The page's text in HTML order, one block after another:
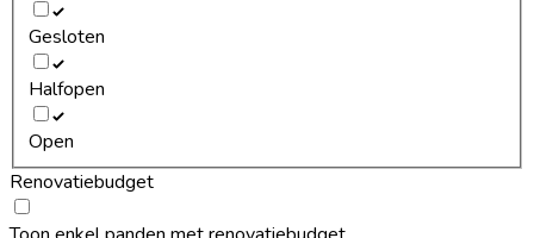
Gesloten
Halfopen
Open
Renovatiebudget